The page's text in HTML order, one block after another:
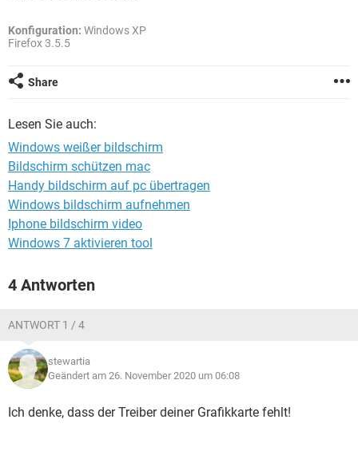
Konfiguration: Windows XP
Firefox 3.5.5
Share
Lesen Sie auch:
Windows weißer bildschirm
Bildschirm schützen mac
Handy bildschirm auf pc übertragen
Windows bildschirm aufnehmen
Iphone bildschirm video
Windows 7 aktivieren tool
4 Antworten
ANTWORT 1 / 4
stewartia
Geändert am 26. November 2020 um 06:08
Ich denke, dass der Treiber deiner Grafikkarte fehlt!